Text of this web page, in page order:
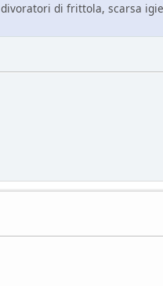
di frittola, scarsa